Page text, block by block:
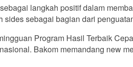
langkah positif dalam
sebagai bagian dari
Program Hasil Terbaik
Bakom memandang new